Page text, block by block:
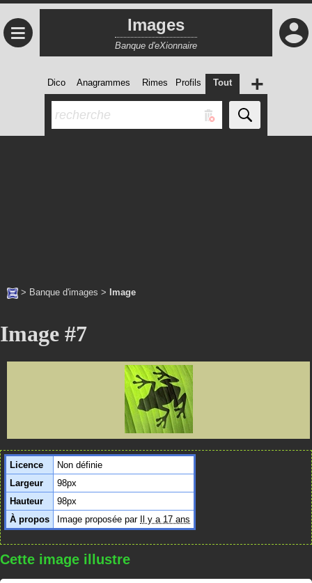
≡ Images
Banque d'eXionnaire
Dico Anagrammes Rimes Profils Tout +
> Banque d'images > Image
Image #7
Licence
Non définie
Largeur
98px
Hauteur
98px
À propos
Image proposée par Il y a 17 ans
Cette image illustre